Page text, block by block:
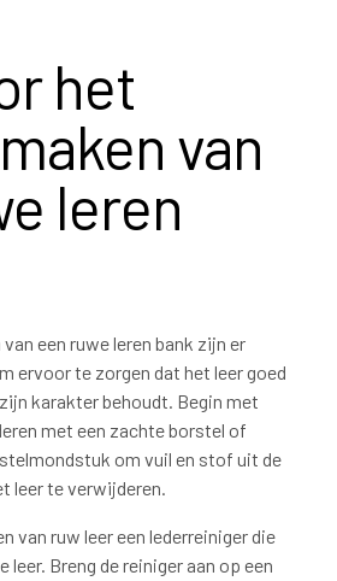
het
van
leren
een ruwe leren bank zijn er
ervoor te zorgen dat het leer goed
karakter behoudt. Begin met
met een zachte borstel of
om vuil en stof uit de
leer te verwijderen.
van ruw leer een lederreiniger die
Breng de reiniger aan op een